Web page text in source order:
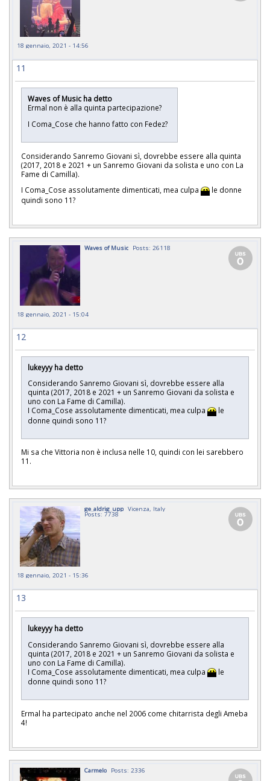
18 gennaio, 2021 - 14:56
11
Waves of Music ha detto
Ermal non è alla quinta partecipazione?
I Coma_Cose che hanno fatto con Fedez?
Considerando Sanremo Giovani sì, dovrebbe essere alla quinta
(2017, 2018 e 2021 + un Sanremo Giovani da solista e uno con La
Fame di Camilla).
I Coma_Cose assolutamente dimenticati, mea culpa
le donne
quindi sono 11?
Waves of Music Posts: 26118
18 gennaio, 2021 - 15:04
12
lukeyyy ha detto
Considerando Sanremo Giovani sì, dovrebbe essere alla
quinta (2017, 2018 e 2021 + un Sanremo Giovani da solista e
uno con La Fame di Camilla).
I Coma_Cose assolutamente dimenticati, mea culpa
le
donne quindi sono 11?
Mi sa che Vittoria non è inclusa nelle 10, quindi con lei sarebbero
11.
ge_aldrig_upp Vicenza, Italy
Posts: 7738
18 gennaio, 2021 - 15:36
13
lukeyyy ha detto
Considerando Sanremo Giovani sì, dovrebbe essere alla
quinta (2017, 2018 e 2021 + un Sanremo Giovani da solista e
uno con La Fame di Camilla).
I Coma_Cose assolutamente dimenticati, mea culpa
le
donne quindi sono 11?
Ermal ha partecipato anche nel 2006 come chitarrista degli Ameba
4!
Carmelo Posts: 2336